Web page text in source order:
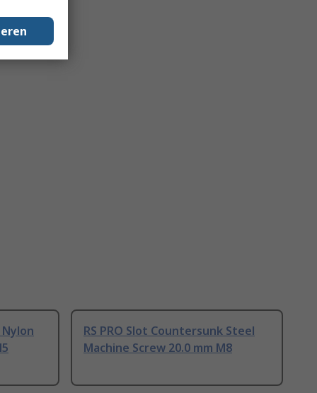
RS PRO Slot Countersunk Steel
Machine Screw 20.0 mm M8